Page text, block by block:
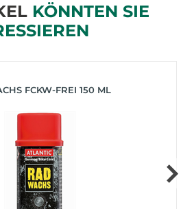
KÖNNTEN SIE
FCKW-FREI 150 ML